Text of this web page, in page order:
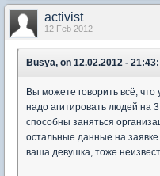
activist
12 Feb 2012
Busya, on 12.02.2012 - 21:43:
Вы можете говорить всё,
надо агитировать людей на
способны заняться
остальные данные на заявке
ваша девушка, тоже